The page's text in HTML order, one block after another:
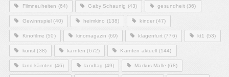
Filmneuheiten (64) Gaby Schaunig (43) gesundheit(36)
Gewinnspiel (40) heimkino (138) kinder (47)
Kinofilme (50) kinomagazin (69) klagenfurt(776) kt1 (53)
kunst (38) kärnten (672) Kärnten aktuell (144)
land kärnten (46) landtag (49) Markus Malle (68)